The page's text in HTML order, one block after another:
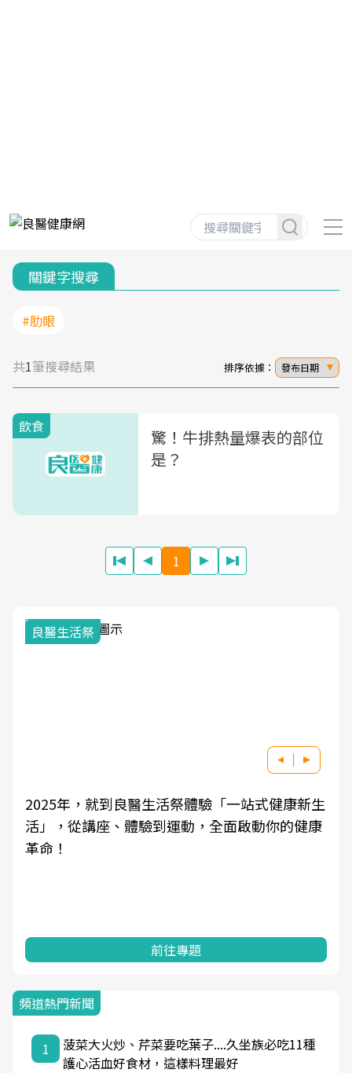
關鍵字搜尋
#肋眼
共1筆搜尋結果 排序依據： 發布日期
飲食
驚！牛排熱量爆表的部位
是？
1
良醫生活祭
2025年，就到良醫生活祭體驗「一站式健康新生
活」，從講座、體驗到運動，全面啟動你的健康
革命！
前往專題
頻道熱門新聞
1
菠菜大火炒、芹菜要吃葉子....久坐族必吃11種
護心活血好食材，這樣料理最好